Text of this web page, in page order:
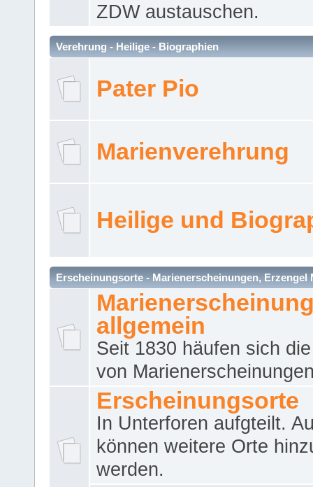
ZDW austauschen.
Verehrung - Heilige - Biographien
Pater Pio
Marienverehrung
Heilige und
Erscheinungsorte - Marienerscheinungen, Erzengel
allgemein
Seit 1830 häufen sich
von
Erscheinungsorte
In Unterforen aufgteilt.
können weitere Orte
werden.